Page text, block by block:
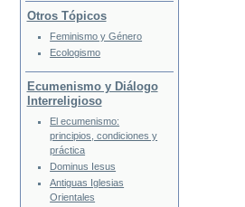
Otros Tópicos
Feminismo y Género
Ecologismo
Ecumenismo y Diálogo
Interreligioso
El ecumenismo:
principios, condiciones y
práctica
Dominus Iesus
Antiguas Iglesias
Orientales